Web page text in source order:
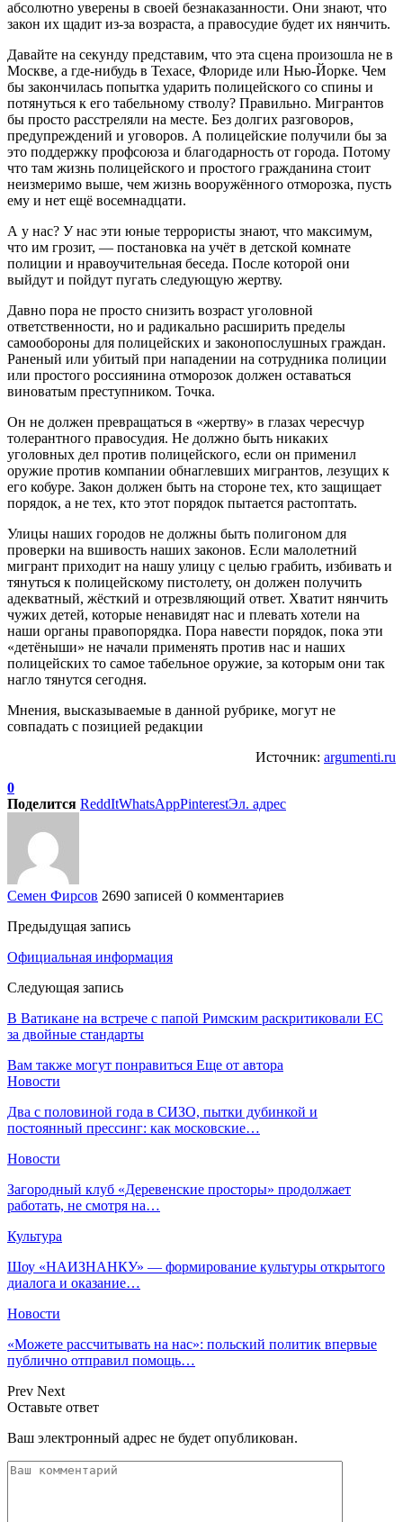
абсолютно уверены в своей безнаказанности. Они знают, что
закон их щадит из-за возраста, а правосудие будет их нянчить.
Давайте на секунду представим, что эта сцена произошла не в
Москве, а где-нибудь в Техасе, Флориде или Нью-Йорке. Чем
бы закончилась попытка ударить полицейского со спины и
потянуться к его табельному стволу? Правильно. Мигрантов
бы просто расстреляли на месте. Без долгих разговоров,
предупреждений и уговоров. А полицейские получили бы за
это поддержку профсоюза и благодарность от города. Потому
что там жизнь полицейского и простого гражданина стоит
неизмеримо выше, чем жизнь вооружённого отморозка, пусть
ему и нет ещё восемнадцати.
А у нас? У нас эти юные террористы знают, что максимум,
что им грозит, — постановка на учёт в детской комнате
полиции и нравоучительная беседа. После которой они
выйдут и пойдут пугать следующую жертву.
Давно пора не просто снизить возраст уголовной
ответственности, но и радикально расширить пределы
самообороны для полицейских и законопослушных граждан.
Раненый или убитый при нападении на сотрудника полиции
или простого россиянина отморозок должен оставаться
виноватым преступником. Точка.
Он не должен превращаться в «жертву» в глазах чересчур
толерантного правосудия. Не должно быть никаких
уголовных дел против полицейского, если он применил
оружие против компании обнаглевших мигрантов, лезущих к
его кобуре. Закон должен быть на стороне тех, кто защищает
порядок, а не тех, кто этот порядок пытается растоптать.
Улицы наших городов не должны быть полигоном для
проверки на вшивость наших законов. Если малолетний
мигрант приходит на нашу улицу с целью грабить, избивать и
тянуться к полицейскому пистолету, он должен получить
адекватный, жёсткий и отрезвляющий ответ. Хватит нянчить
чужих детей, которые ненавидят нас и плевать хотели на
наши органы правопорядка. Пора навести порядок, пока эти
«детёныши» не начали применять против нас и наших
полицейских то самое табельное оружие, за которым они так
нагло тянутся сегодня.
Мнения, высказываемые в данной рубрике, могут не
совпадать с позицией редакции
Источник: argumenti.ru
0
Поделится ReddItWhatsAppPinterestЭл. адрес
Семен Фирсов 2690 записей 0 комментариев
Предыдущая запись
Официальная информация
Следующая запись
В Ватикане на встрече с папой Римским раскритиковали ЕС
за двойные стандарты
Вам также могут понравиться Еще от автора
Новости
Два с половиной года в СИЗО, пытки дубинкой и
постоянный прессинг: как московские…
Новости
Загородный клуб «Деревенские просторы» продолжает
работать, не смотря на…
Культура
Шоу «НАИЗНАНКУ» — формирование культуры открытого
диалога и оказание…
Новости
«Можете рассчитывать на нас»: польский политик впервые
публично отправил помощь…
Prev Next
Оставьте ответ
Ваш электронный адрес не будет опубликован.